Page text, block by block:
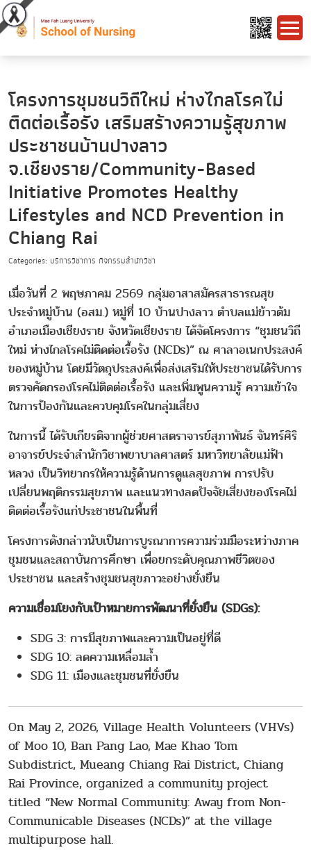
โครงการชุมชนวิถีใหม่ ห่างไกลโรคไม่
ติดต่อเรื้อรัง เสริมสร้างความรู้สุขภาพ
ประชาชนบ้านปางลาว
จ.เชียงราย/Community-Based
Initiative Promotes Healthy
Lifestyles and NCD Prevention in
Chiang Rai
Categories: บริการวิชาการ กิจกรรมสำนักวิชา
เมื่อวันที่ 2 พฤษภาคม 2569 กลุ่มอาสาสมัครสาธารณสุข
ประจำหมู่บ้าน (อสม.) หมู่ที่ 10 บ้านปางลาว ตำบลแม่ข้าวต้ม
อำเภอเมืองเชียงราย จังหวัดเชียงราย ได้จัดโครงการ “ชุมชนวิถี
ใหม่ ห่างไกลโรคไม่ติดต่อเรื้อรัง (NCDs)” ณ ศาลาอเนกประสงค์
ของหมู่บ้าน โดยมีวัตถุประสงค์เพื่อส่งเสริมให้ประชาชนได้รับการ
ตรวจคัดกรองโรคไม่ติดต่อเรื้อรัง และเพิ่มพูนความรู้ ความเข้าใจ
ในการป้องกันและควบคุมโรคในกลุ่มเสี่ยง
ในการนี้ ได้รับเกียรติจากผู้ช่วยศาสตราจารย์สุภาพันธ์ จันทร์ศิริ
อาจารย์ประจำสำนักวิชาพยาบาลศาสตร์ มหาวิทยาลัยแม่ฟ้า
หลวง เป็นวิทยากรให้ความรู้ด้านการดูแลสุขภาพ การปรับ
เปลี่ยนพฤติกรรมสุขภาพ และแนวทางลดปัจจัยเสี่ยงของโรคไม่
ติดต่อเรื้อรังแก่ประชาชนในพื้นที่
โครงการดังกล่าวนับเป็นการบูรณาการความร่วมมือระหว่างภาค
ชุมชนและสถาบันการศึกษา เพื่อยกระดับคุณภาพชีวิตของ
ประชาชน และสร้างชุมชนสุขภาวะอย่างยั่งยืน
ความเชื่อมโยงกับเป้าหมายการพัฒนาที่ยั่งยืน (SDGs):
SDG 3: การมีสุขภาพและความเป็นอยู่ที่ดี
SDG 10: ลดความเหลื่อมล้ำ
SDG 11: เมืองและชุมชนที่ยั่งยืน
On May 2, 2026, Village Health Volunteers (VHVs)
of Moo 10, Ban Pang Lao, Mae Khao Tom
Subdistrict, Mueang Chiang Rai District, Chiang
Rai Province, organized a community project
titled “New Normal Community: Away from Non-
Communicable Diseases (NCDs)” at the village
multipurpose hall.